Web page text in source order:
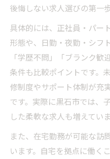
後悔しない求人選びの第一
具体的には、正社員・パー
形態や、日勤・夜勤・シフ
「学歴不問」「ブランク
条件も比較ポイントです。
修制度やサポート体制が充
です。実際に黒石市では、
した柔軟な求人も増えていま
また、在宅勤務が可能な訪
います。自宅を拠点に働く